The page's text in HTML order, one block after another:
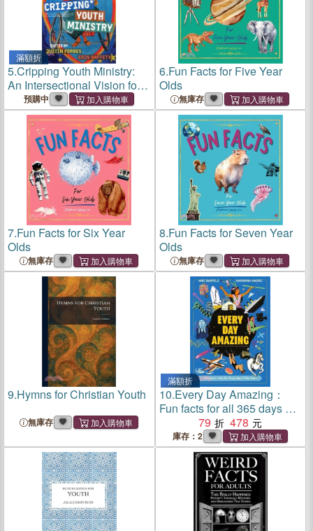
滿額折
5.Cripping Youth Ministry:
An Intersectional Vision for
Working with Disabled
Youth
預購中
6.Fun Facts for Five Year
Olds
無庫存
7.Fun Facts for Six Year
Olds
無庫存
8.Fun Facts for Seven Year
Olds
無庫存
9.Hymns for Christian Youth
無庫存
滿額折
10.Every Day Amazing：
Fun facts for all 365 days of
the year!79 478
庫存：2